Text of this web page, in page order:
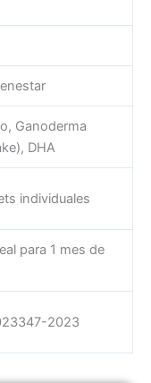
Ganoderma
DHA
individuales
para 1 mes de
2023